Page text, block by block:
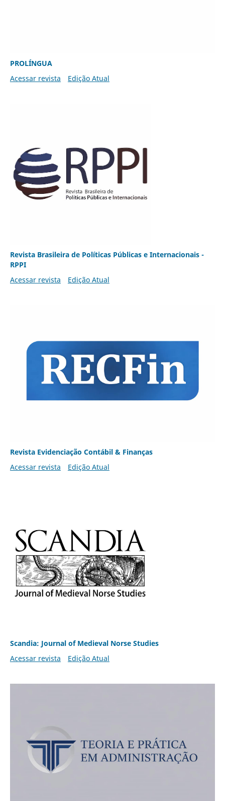
PROLÍNGUA
Acessar revista
Edição Atual
Revista Brasileira de Políticas Públicas e Internacionais -
RPPI
Acessar revista
Edição Atual
Revista Evidenciação Contábil & Finanças
Acessar revista
Edição Atual
Scandia: Journal of Medieval Norse Studies
Acessar revista
Edição Atual